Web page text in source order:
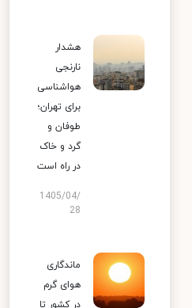
هشدار
نارنجی
هواشناسی
برای تهران؛
طوفان و
گرد و خاک
در راه است
1405/04/
28
ماندگاری
هوای گرم
در کشور تا